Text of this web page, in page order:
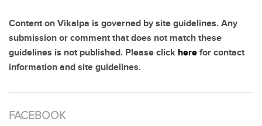
Content on Vikalpa is governed by site guidelines. Any
submission or comment that does not match these
guidelines is not published. Please click here for contact
information and site guidelines.
FACEBOOK